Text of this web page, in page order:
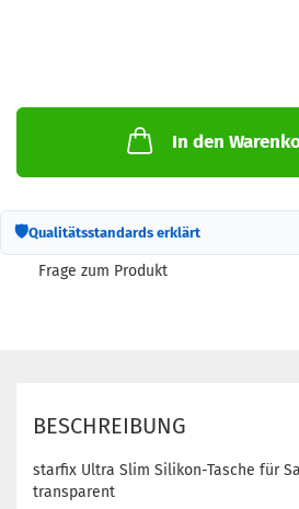
In den
🛡Qualitätsstandards erklärt
Frage zum Produkt
BESCHREIBUNG
starfix Ultra Slim Silikon-Tasche für
transparent